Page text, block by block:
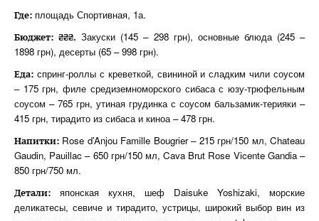
Где: площадь Спортивная, 1а.
Бюджет: ₴₴₴. Закуски (145 – 298 грн), основные блюда (245 –
1898 грн), десерты (65 – 998 грн).
Еда: спринг-роллы с креветкой, свининой и сладким чили соусом
– 175 грн, филе средиземноморского сибаса с юзу-трюфельным
соусом – 765 грн, утиная грудинка с соусом бальзамик-терияки –
415 грн, тирадито из сибаса и киноа – 478 грн.
Напитки: Rose d’Anjou Famille Bougrier – 215 грн/150 мл, Chateau
Gaudin, Pauillac – 650 грн/150 мл, Cava Brut Rose Vicente Gandia –
850 грн/750 мл.
Детали: японская кухня, шеф Daisuke Yoshizaki, морские
деликатесы, севиче и тирадито, устрицы, широкий выбор вин из